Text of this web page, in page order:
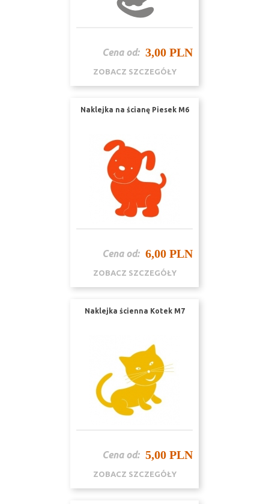
Cena od: 3,00 PLN
ZOBACZ SZCZEGÓŁY
Naklejka na ścianę Piesek M6
Cena od: 6,00 PLN
ZOBACZ SZCZEGÓŁY
Naklejka ścienna Kotek M7
Cena od: 5,00 PLN
ZOBACZ SZCZEGÓŁY